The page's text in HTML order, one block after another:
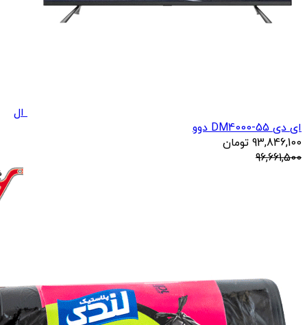
ال
ای دی DM4000-55 دوو
93,846,100 تومان
96,661,500